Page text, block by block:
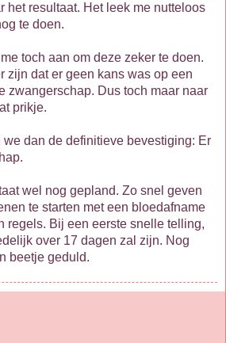
het resultaat. Het leek me nutteloos
te doen.
toch aan om deze zeker te doen.
zijn dat er geen kans was op een
zwangerschap. Dus toch maar naar
prikje.
dan de definitieve bevestiging: Er
wel nog gepland. Zo snel geven
te starten met een bloedafname
regels. Bij een eerste snelle telling,
over 17 dagen zal zijn. Nog
beetje geduld.